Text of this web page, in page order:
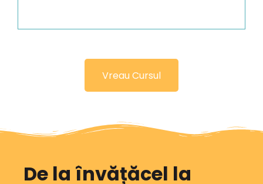
Vreau Cursul
De la învățăcel la